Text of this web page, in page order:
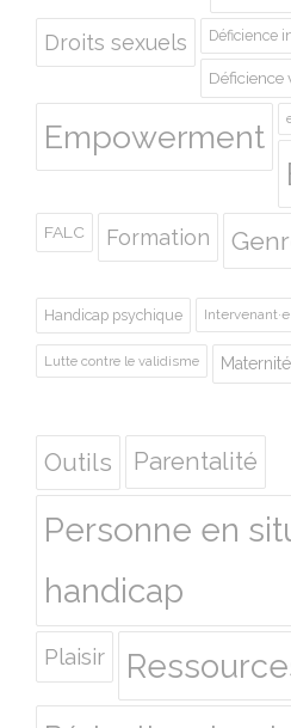
Droits sexuels Déficience
Déficience
Empowerment
FALC Formation
Handicap psychique
Lutte contre le validisme Maternité
Outils Parentalité
Personne en
handicap
Plaisir